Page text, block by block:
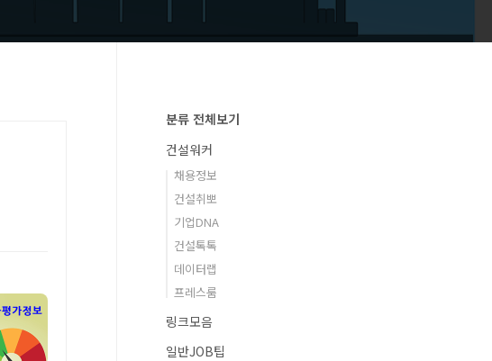
분류 전체보기
건설워커
채용정보
건설취뽀
기업DNA
건설톡톡
데이터랩
프레스룸
링크모음
일반JOB팁